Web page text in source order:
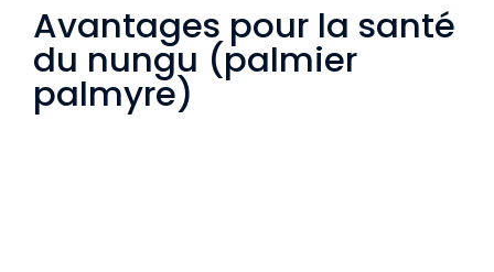
Avantages pour la santé
du nungu (palmier
palmyre)